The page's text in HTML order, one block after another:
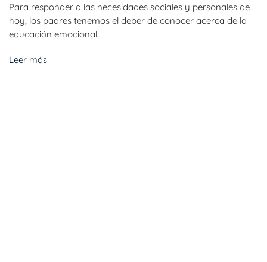
Para responder a las necesidades sociales y personales de
hoy, los padres tenemos el deber de conocer acerca de la
educación emocional.
Leer más